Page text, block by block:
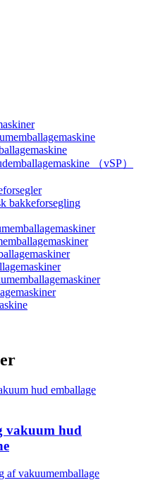
（vSP）
bakkeforsegling
vakuum hud